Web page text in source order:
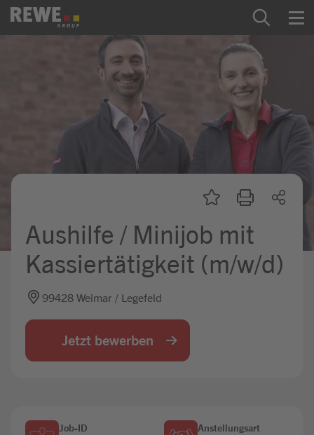
Zum Inhalt springen
Startseite
REWE Group als Arbeitgeber
Ausbildung & Studium
Praktikum & Werkstudium
Mein Kandidat:innenprofil
Aushilfe / Minijob mit
Kassiertätigkeit (m/w/d)
99428 Weimar / Legefeld
Jetzt bewerben
Job-ID Anstellungsart